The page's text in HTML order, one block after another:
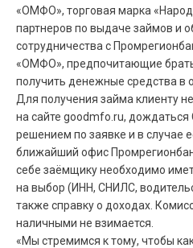
«ОМФО», торговая марка
партнеров по выдаче займов и
сотрудничества с
«ОМФО», предпочитающие
получить денежные средства в
Для получения займа клиенту
на сайте goodmfo.ru,
решением по заявке и в случае
ближайший офис
себе заёмщику необходимо
на выбор (ИНН, СНИЛС,
также справку о доходах.
наличными не взимается.
«Мы стремимся к тому, чтобы